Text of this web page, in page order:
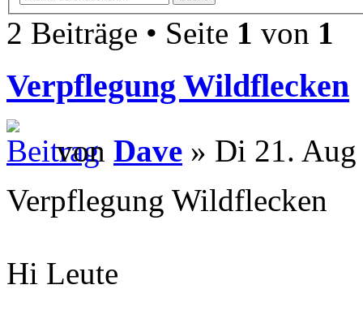
2 Beiträge • Seite 1 von 1
Verpflegung Wildflecken
von Dave » Di 21.
Verpflegung Wildflecken
Hi Leute